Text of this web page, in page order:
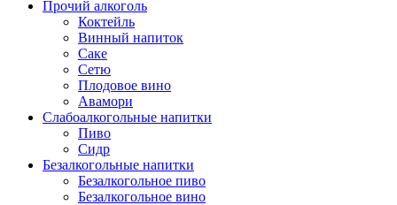
Прочий алкоголь
Коктейль
Винный напиток
Саке
Сетю
Плодовое вино
Авамори
Слабоалкогольные напитки
Пиво
Сидр
Безалкогольные напитки
Безалкогольное пиво
Безалкогольное вино